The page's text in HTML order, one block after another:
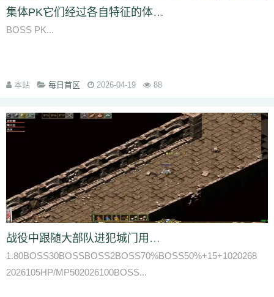
集体PK它们经过各自特征的体系降低了玩家的起步门槛
BOSS PK...
本站 每日首区 2026-04-19 88
战役中跟随大部队进犯城门用道士的群体治疗术或法师的魔法盾辅助
1.80BOSS30BOSSBOSS2BOSS70%BOSS50%+15+1020268
2026105HP/MP502026100BOSS...